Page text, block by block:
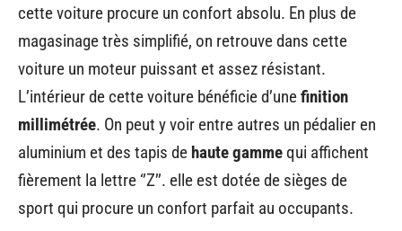
cette voiture procure un confort absolu. En plus de
magasinage très simplifié, on retrouve dans cette
voiture un moteur puissant et assez résistant.
L’intérieur de cette voiture bénéficie d’unefinition
millimétrée. On peut y voir entre autres un pédalier en
aluminium et des tapis de haute gammequi affichent
fièrement la lettre ‘’Z’’. elle est dotée de sièges de
sport qui procure un confort parfait au occupants.